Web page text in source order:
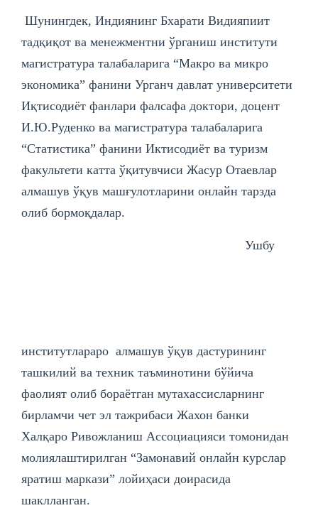
Шунингдек, Индиянинг Бхарати Видияпиит
тадқиқот ва менежментни ўрганиш институти
магистратура талабаларига “Макро ва микро
экономика” фанини Урганч давлат университети
Иқтисодиёт фанлари фалсафа доктори, доцент
И.Ю.Руденко ва магистратура талабаларига
“Статистика” фанини Иктисодиёт ва туризм
факультети катта ўқитувчиси Жасур Отаевлар
алмашув ўқув машғулотларини онлайн тарзда
олиб бормоқдалар.
Ушбу
институтлараро алмашув ўқув дастурининг
ташкилий ва техник таъминотини бўйича
фаолият олиб бораётган мутахассисларнинг
бирламчи чет эл тажрибаси Жахон банки
Халқаро Ривожланиш Ассоциацияси томонидан
молиялаштирилган “Замонавий онлайн курслар
яратиш маркази” лойиҳаси доирасида
шаклланган.